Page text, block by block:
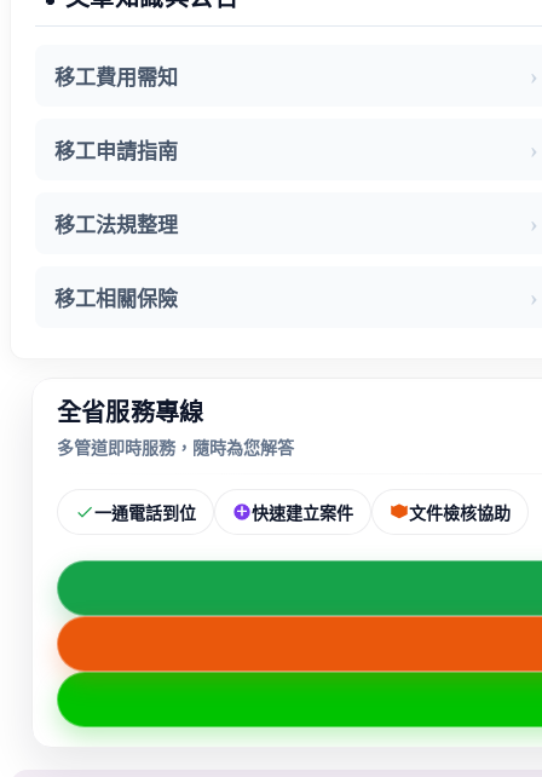
移工費用需知
移工申請指南
移工法規整理
移工相關保險
全省服務專線
多管道即時服務，隨時為您解答
一通電話到位 快速建立案件 文件檢核協助